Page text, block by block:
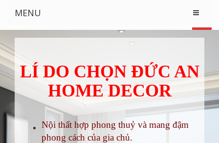
MENU
LÍ DO CHỌN ĐỨC AN
HOME DECOR
Nội thất hợp phong thuỷ và mang đậm
phong cách của gia chủ.